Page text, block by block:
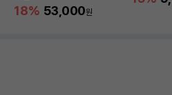
18% 53,000원